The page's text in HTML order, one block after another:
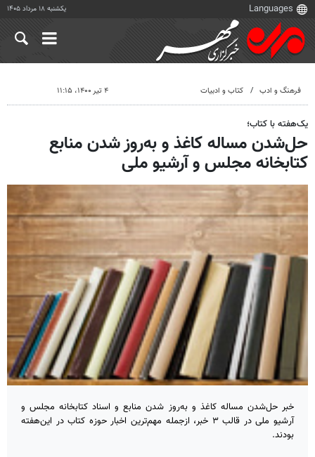
یکشنبه ۱۸ مرداد ۱۴۰۵
فرهنگ و ادب کتاب و ادبیات ۴ تیر ۱۴۰۰، ۱۱:۱۵
یک‌هفته با کتاب؛
حل‌شدن مساله کاغذ و به‌روز شدن منابع
کتابخانه مجلس و آرشیو ملی
خبر حل‌شدن مساله کاغذ و به‌روز شدن منابع و اسناد کتابخانه مجلس و
آرشیو ملی در قالب ۳ خبر، ازجمله مهم‌ترین اخبار حوزه کتاب در این‌هفته
بودند.